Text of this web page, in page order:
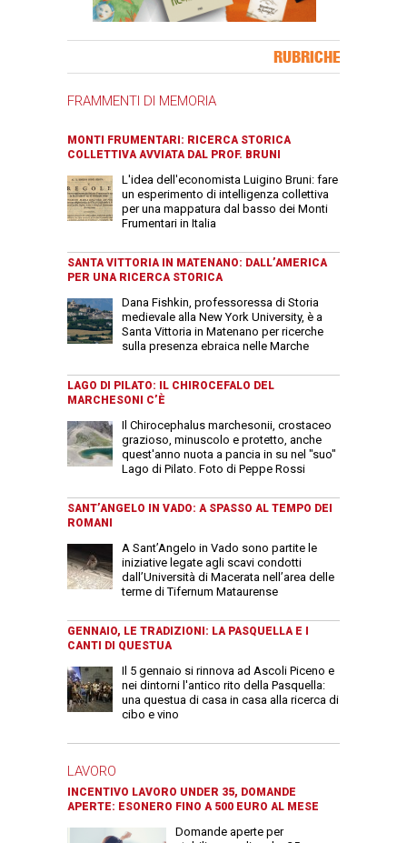
RUBRICHE
FRAMMENTI DI MEMORIA
MONTI FRUMENTARI: RICERCA STORICA
COLLETTIVA AVVIATA DAL PROF. BRUNI
L'idea dell'economista Luigino Bruni: fare
un esperimento di intelligenza collettiva
per una mappatura dal basso dei Monti
Frumentari in Italia
SANTA VITTORIA IN MATENANO: DALL’AMERICA
PER UNA RICERCA STORICA
Dana Fishkin, professoressa di Storia
medievale alla New York University, è a
Santa Vittoria in Matenano per ricerche
sulla presenza ebraica nelle Marche
LAGO DI PILATO: IL CHIROCEFALO DEL
MARCHESONI C’È
Il Chirocephalus marchesonii, crostaceo
grazioso, minuscolo e protetto, anche
quest'anno nuota a pancia in su nel "suo"
Lago di Pilato. Foto di Peppe Rossi
SANT’ANGELO IN VADO: A SPASSO AL TEMPO DEI
ROMANI
A Sant’Angelo in Vado sono partite le
iniziative legate agli scavi condotti
dall’Università di Macerata nell’area delle
terme di Tifernum Mataurense
GENNAIO, LE TRADIZIONI: LA PASQUELLA E I
CANTI DI QUESTUA
Il 5 gennaio si rinnova ad Ascoli Piceno e
nei dintorni l'antico rito della Pasquella:
una questua di casa in casa alla ricerca di
cibo e vino
LAVORO
INCENTIVO LAVORO UNDER 35, DOMANDE
APERTE: ESONERO FINO A 500 EURO AL MESE
Domande aperte per